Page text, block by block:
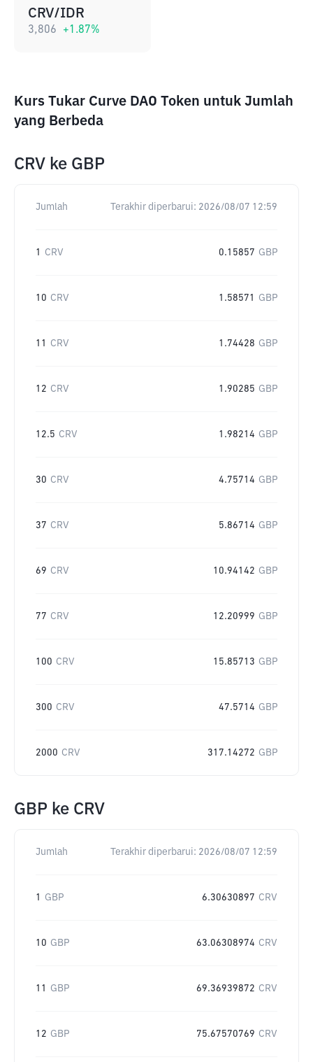
CRV/IDR
3,806 +1.87%
Kurs Tukar Curve DAO Token untuk Jumlah
yang Berbeda
CRV ke GBP
Jumlah Terakhir diperbarui: 2026/08/07 12:59
1 CRV 0.15857 GBP
10 CRV 1.58571 GBP
11 CRV 1.74428 GBP
12 CRV 1.90285 GBP
12.5 CRV 1.98214 GBP
30 CRV 4.75714 GBP
37 CRV 5.86714 GBP
69 CRV 10.94142 GBP
77 CRV 12.20999 GBP
100 CRV 15.85713 GBP
300 CRV 47.5714 GBP
2000 CRV 317.14272 GBP
GBP ke CRV
Jumlah Terakhir diperbarui: 2026/08/07 12:59
1 GBP 6.30630897 CRV
10 GBP 63.06308974 CRV
11 GBP 69.36939872 CRV
12 GBP 75.67570769 CRV